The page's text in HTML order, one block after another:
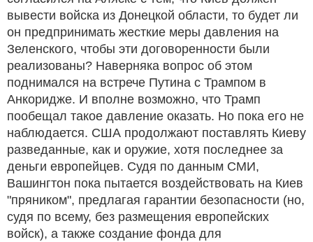
вывести войска из Донецкой области, то будет ли
он предпринимать жесткие меры давления на
Зеленского, чтобы эти договоренности были
реализованы? Наверняка вопрос об этом
поднимался на встрече Путина с Трампом в
Анкоридже. И вполне возможно, что Трамп
пообещал такое давление оказать. Но пока его не
наблюдается. США продолжают поставлять Киеву
разведанные, как и оружие, хотя последнее за
деньги европейцев. Судя по данным СМИ,
Вашингтон пока пытается воздействовать на Киев
"пряником", предлагая гарантии безопасности (но,
судя по всему, без размещения европейских
войск), а также создание фонда для